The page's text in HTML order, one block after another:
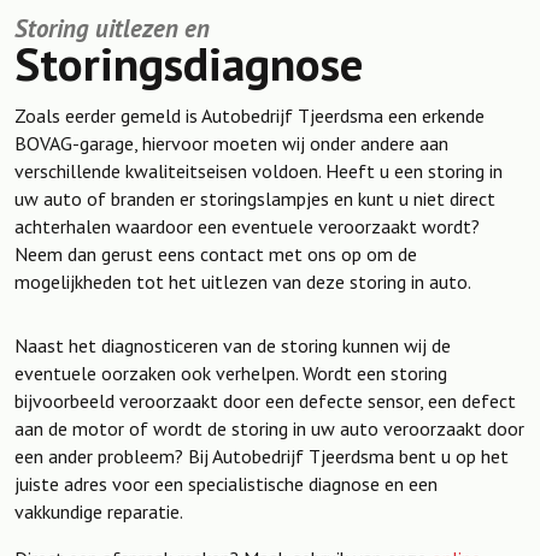
Storing uitlezen en
Storingsdiagnose
Zoals eerder gemeld is Autobedrijf Tjeerdsma een erkende
BOVAG-garage, hiervoor moeten wij onder andere aan
verschillende kwaliteitseisen voldoen. Heeft u een storing in
uw auto of branden er storingslampjes en kunt u niet direct
achterhalen waardoor een eventuele veroorzaakt wordt?
Neem dan gerust eens contact met ons op om de
mogelijkheden tot het uitlezen van deze storing in auto.
Naast het diagnosticeren van de storing kunnen wij de
eventuele oorzaken ook verhelpen. Wordt een storing
bijvoorbeeld veroorzaakt door een defecte sensor, een defect
aan de motor of wordt de storing in uw auto veroorzaakt door
een ander probleem? Bij Autobedrijf Tjeerdsma bent u op het
juiste adres voor een specialistische diagnose en een
vakkundige reparatie.